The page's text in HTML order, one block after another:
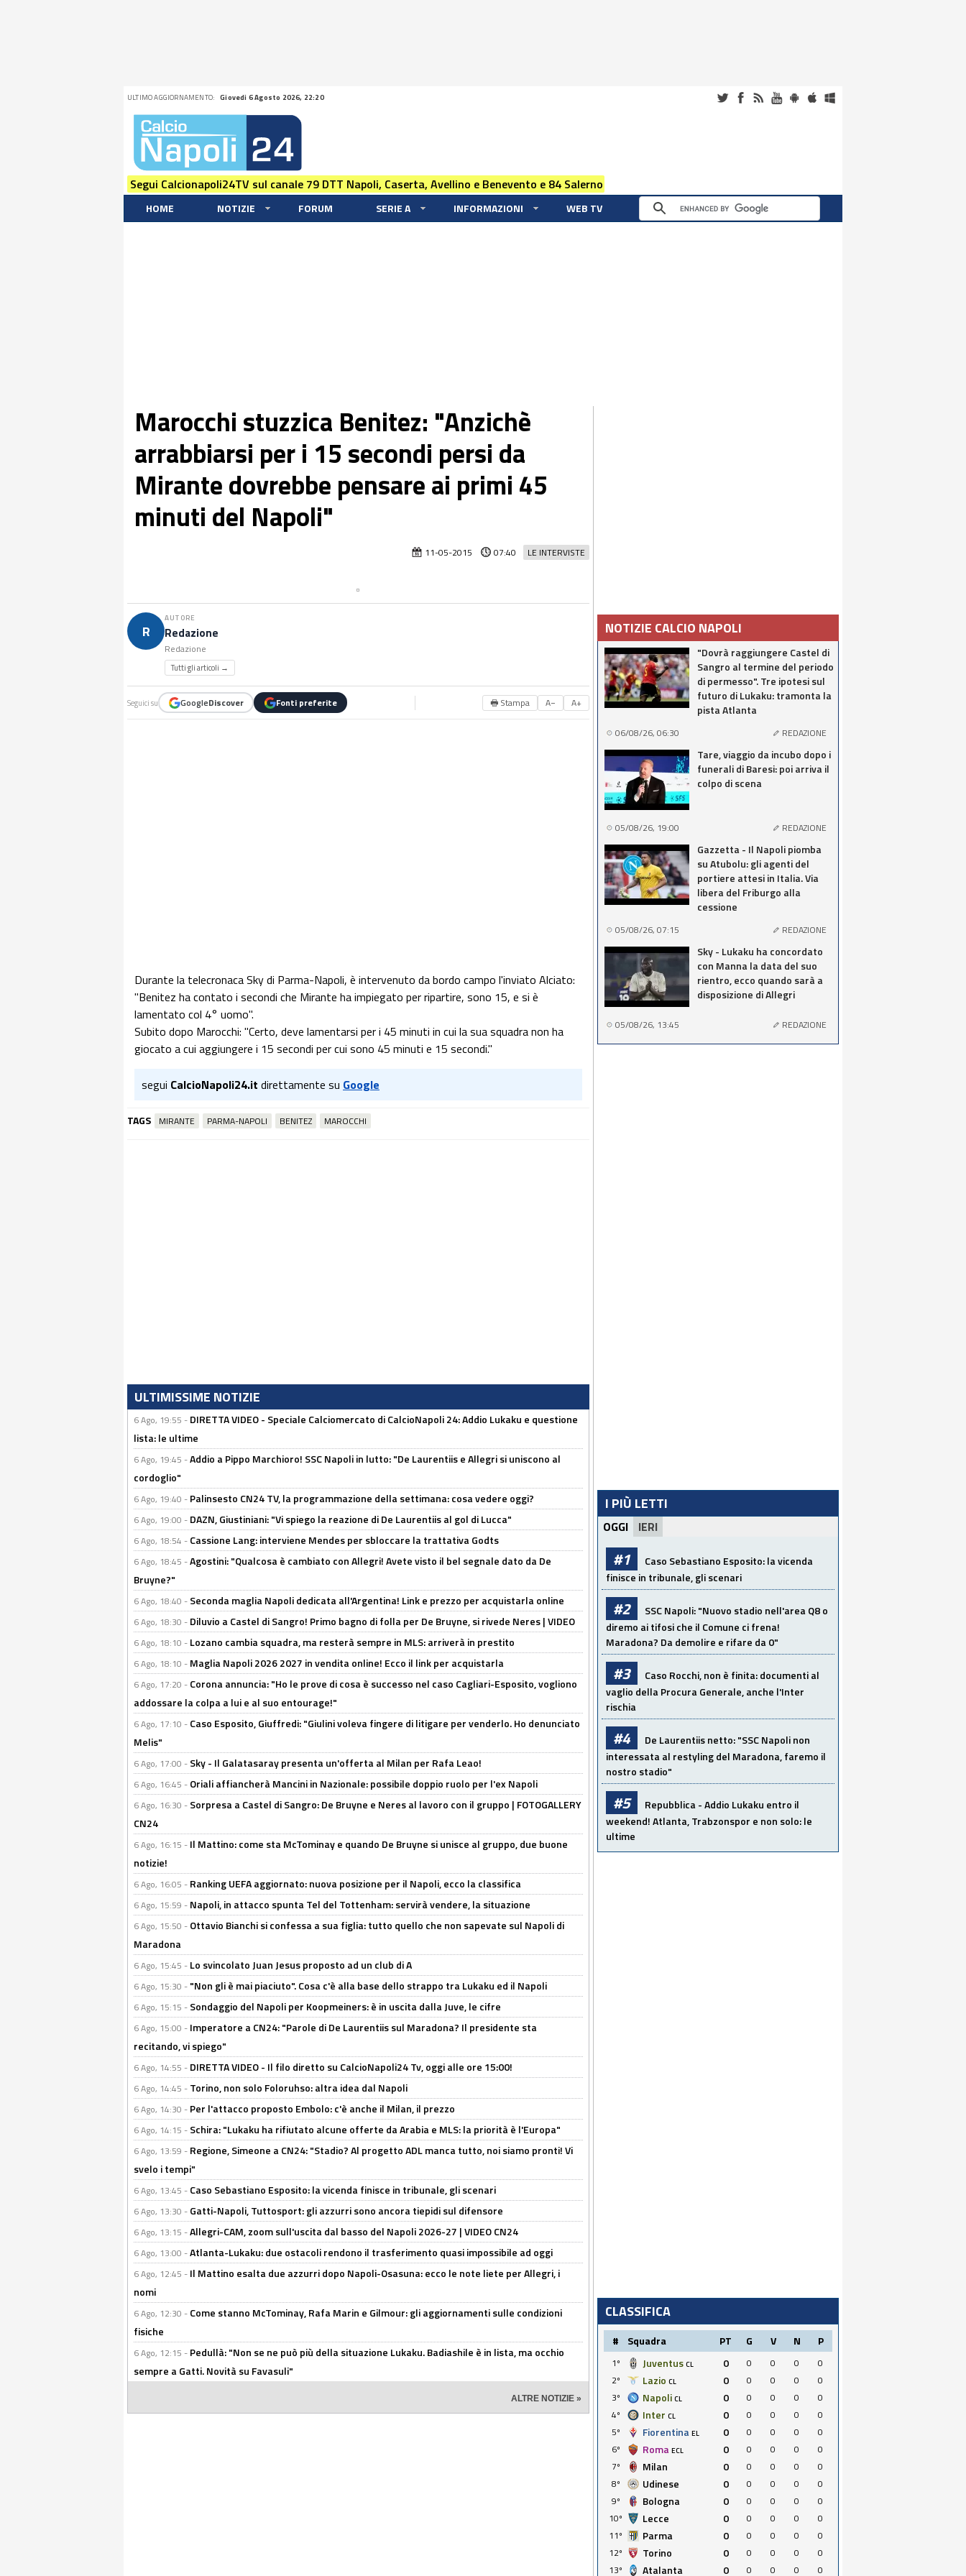
ULTIMO AGGIORNAMENTO: Giovedi 6 Agosto 2026, 22:20
Segui Calcionapoli24TV sul canale 79 DTT Napoli, Caserta, Avellino e Benevento e 84 Salerno
HOME NOTIZIE FORUM SERIE A INFORMAZIONI WEB TV
Marocchi stuzzica Benitez: "Anzichè
arrabbiarsi per i 15 secondi persi da
Mirante dovrebbe pensare ai primi 45
minuti del Napoli"
LE INTERVISTE
11-05-2015 07:40
R
AUTORE
Redazione
Redazione
Tutti gli articoli →
Seguici su GoogleDiscover Fonti preferite 🖶 Stampa A− A+
Durante la telecronaca Sky di Parma-Napoli, è intervenuto da bordo campo l'inviato Alciato:
"Benitez ha contato i secondi che Mirante ha impiegato per ripartire, sono 15, e si è
lamentato col 4° uomo".
Subito dopo Marocchi: "Certo, deve lamentarsi per i 45 minuti in cui la sua squadra non ha
giocato a cui aggiungere i 15 secondi per cui sono 45 minuti e 15 secondi."
segui CalcioNapoli24.it direttamente su Google
TAGS MIRANTE PARMA-NAPOLI BENITEZ MAROCCHI
ULTIMISSIME NOTIZIE
6 Ago, 19:55 - DIRETTA VIDEO - Speciale Calciomercato di CalcioNapoli 24: Addio Lukaku e questione
lista: le ultime
6 Ago, 19:45 -Addio a Pippo Marchioro! SSC Napoli in lutto: "De Laurentiis e Allegri si uniscono al
cordoglio"
6 Ago, 19:40 - Palinsesto CN24 TV, la programmazione della settimana: cosa vedere oggi?
6 Ago, 19:00 - DAZN, Giustiniani: "Vi spiego la reazione di De Laurentiis al gol di Lucca"
6 Ago, 18:54 - Cassione Lang: interviene Mendes per sbloccare la trattativa Godts
6 Ago, 18:45 -Agostini: "Qualcosa è cambiato con Allegri! Avete visto il bel segnale dato da De
Bruyne?"
6 Ago, 18:40 - Seconda maglia Napoli dedicata all'Argentina! Link e prezzo per acquistarla online
6 Ago, 18:30 - Diluvio a Castel di Sangro! Primo bagno di folla per De Bruyne, si rivede Neres | VIDEO
6 Ago, 18:10 - Lozano cambia squadra, ma resterà sempre in MLS: arriverà in prestito
6 Ago, 18:10 - Maglia Napoli 2026 2027 in vendita online! Ecco il link per acquistarla
6 Ago, 17:20 - Corona annuncia: "Ho le prove di cosa è successo nel caso Cagliari-Esposito, vogliono
addossare la colpa a lui e al suo entourage!"
6 Ago, 17:10 - Caso Esposito, Giuffredi: "Giulini voleva fingere di litigare per venderlo. Ho denunciato
Melis"
6 Ago, 17:00 - Sky - Il Galatasaray presenta un'offerta al Milan per Rafa Leao!
6 Ago, 16:45 - Oriali affiancherà Mancini in Nazionale: possibile doppio ruolo per l'ex Napoli
6 Ago, 16:30 - Sorpresa a Castel di Sangro: De Bruyne e Neres al lavoro con il gruppo | FOTOGALLERY
CN24
6 Ago, 16:15 - Il Mattino: come sta McTominay e quando De Bruyne si unisce al gruppo, due buone
notizie!
6 Ago, 16:05 - Ranking UEFA aggiornato: nuova posizione per il Napoli, ecco la classifica
6 Ago, 15:59 - Napoli, in attacco spunta Tel del Tottenham: servirà vendere, la situazione
6 Ago, 15:50 - Ottavio Bianchi si confessa a sua figlia: tutto quello che non sapevate sul Napoli di
Maradona
6 Ago, 15:45 - Lo svincolato Juan Jesus proposto ad un club di A
6 Ago, 15:30 - "Non gli è mai piaciuto". Cosa c'è alla base dello strappo tra Lukaku ed il Napoli
6 Ago, 15:15 - Sondaggio del Napoli per Koopmeiners: è in uscita dalla Juve, le cifre
6 Ago, 15:00 - Imperatore a CN24: "Parole di De Laurentiis sul Maradona? Il presidente sta
recitando, vi spiego"
6 Ago, 14:55 - DIRETTA VIDEO - Il filo diretto su CalcioNapoli24 Tv, oggi alle ore 15:00!
6 Ago, 14:45 - Torino, non solo Foloruhso: altra idea dal Napoli
6 Ago, 14:30 - Per l'attacco proposto Embolo: c'è anche il Milan, il prezzo
6 Ago, 14:15 - Schira: "Lukaku ha rifiutato alcune offerte da Arabia e MLS: la priorità è l'Europa"
6 Ago, 13:59 - Regione, Simeone a CN24: "Stadio? Al progetto ADL manca tutto, noi siamo pronti! Vi
svelo i tempi"
6 Ago, 13:45 - Caso Sebastiano Esposito: la vicenda finisce in tribunale, gli scenari
6 Ago, 13:30 - Gatti-Napoli, Tuttosport: gli azzurri sono ancora tiepidi sul difensore
6 Ago, 13:15 -Allegri-CAM, zoom sull'uscita dal basso del Napoli 2026-27 | VIDEO CN24
6 Ago, 13:00 -Atlanta-Lukaku: due ostacoli rendono il trasferimento quasi impossibile ad oggi
6 Ago, 12:45 - Il Mattino esalta due azzurri dopo Napoli-Osasuna: ecco le note liete per Allegri, i
nomi
6 Ago, 12:30 - Come stanno McTominay, Rafa Marin e Gilmour: gli aggiornamenti sulle condizioni
fisiche
6 Ago, 12:15 - Pedullà: "Non se ne può più della situazione Lukaku. Badiashile è in lista, ma occhio
sempre a Gatti. Novità su Favasuli"
ALTRE NOTIZIE »
NOTIZIE CALCIO NAPOLI
"Dovrà raggiungere Castel di
Sangro al termine del periodo
di permesso". Tre ipotesi sul
futuro di Lukaku: tramonta la
pista Atlanta
06/08/26, 06:30 REDAZIONE
Tare, viaggio da incubo dopo i
funerali di Baresi: poi arriva il
colpo di scena
05/08/26, 19:00 REDAZIONE
Gazzetta - Il Napoli piomba
su Atubolu: gli agenti del
portiere attesi in Italia. Via
libera del Friburgo alla
cessione
05/08/26, 07:15 REDAZIONE
Sky - Lukaku ha concordato
con Manna la data del suo
rientro, ecco quando sarà a
disposizione di Allegri
05/08/26, 13:45 REDAZIONE
I PIÙ LETTI
OGGI IERI
#1
Caso Sebastiano Esposito: la vicenda
finisce in tribunale, gli scenari
#2
SSC Napoli: "Nuovo stadio nell'area Q8 o
diremo ai tifosi che il Comune ci frena!
Maradona? Da demolire e rifare da 0"
#3
Caso Rocchi, non è finita: documenti al
vaglio della Procura Generale, anche l'Inter
rischia
#4
De Laurentiis netto: "SSC Napoli non
interessata al restyling del Maradona, faremo il
nostro stadio"
#5
Repubblica - Addio Lukaku entro il
weekend! Atlanta, Trabzonspor e non solo: le
ultime
CLASSIFICA
# Squadra PT G V N P
1º Juventus CL 0 0 0 0
0
2º
Lazio CL 0 0 0 0
0
3º
Napoli CL 0 0 0 0
0
4º
Inter CL 0 0 0 0
0
5º
Fiorentina EL 0 0 0 0
0
6º
Roma ECL 0 0 0 0
0
7º
Milan 0 0 0 0
0
8º
Udinese 0 0 0 0
0
9º
Bologna 0 0 0 0
0
10º
Lecce 0 0 0 0
0
11º
Parma 0 0 0 0
0
12º
Torino 0 0 0 0
0
13º
Atalanta 0 0 0 0 0